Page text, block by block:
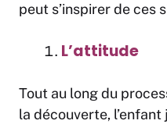
peut s’inspirer de ces
L’attitude
Tout au long du
la découverte, l’enfant